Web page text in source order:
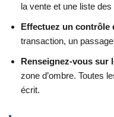
la vente et une liste des
Effectuez un contrôle
transaction, un
Renseignez-vous sur
zone d’ombre. Toutes
écrit.